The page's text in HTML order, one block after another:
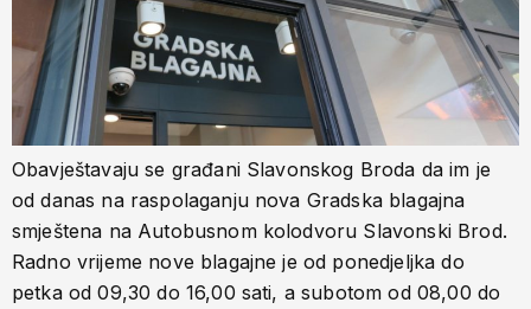
Obavještavaju se građani Slavonskog Broda da im je
od danas na raspolaganju nova Gradska blagajna
smještena na Autobusnom kolodvoru Slavonski Brod.
Radno vrijeme nove blagajne je od ponedjeljka do
petka od 09,30 do 16,00 sati, a subotom od 08,00 do